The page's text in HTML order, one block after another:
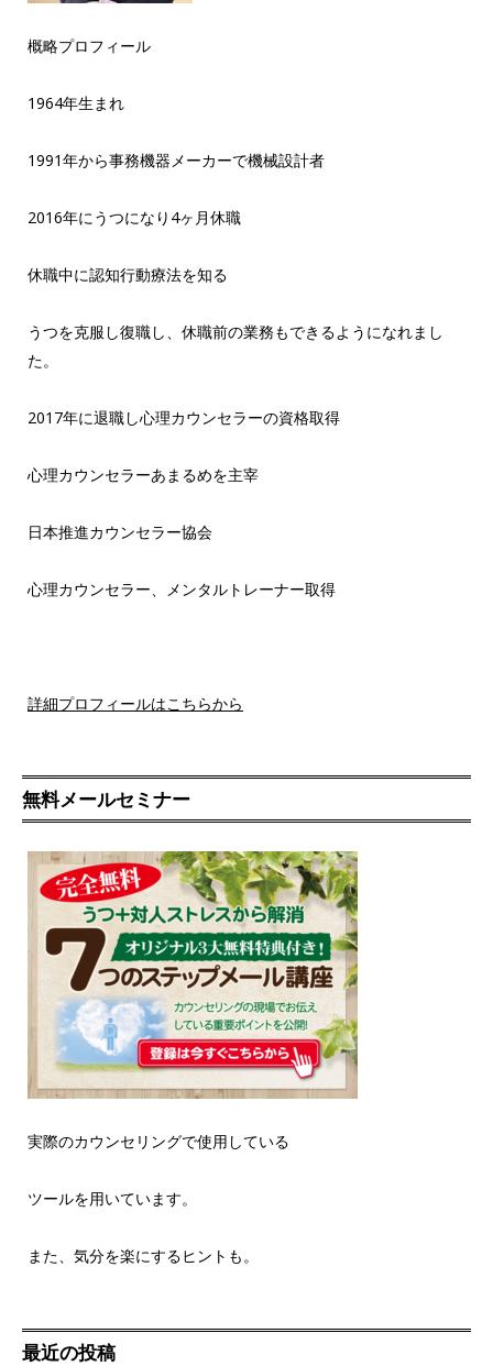
概略プロフィール
1964年生まれ
1991年から事務機器メーカーで機械設計者
2016年にうつになり4ヶ月休職
休職中に認知行動療法を知る
うつを克服し復職し、休職前の業務もできるようになれまし
た。
2017年に退職し心理カウンセラーの資格取得
心理カウンセラーあまるめを主宰
日本推進カウンセラー協会
心理カウンセラー、メンタルトレーナー取得
詳細プロフィールはこちらから
無料メールセミナー
実際のカウンセリングで使用している
ツールを用いています。
また、気分を楽にするヒントも。
最近の投稿